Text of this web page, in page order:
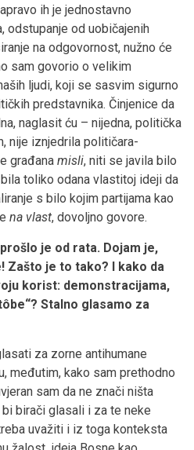
ih je jednostavno
odstupanje od uobičajenih
na odgovornost, nužno će
sam govorio o velikim
ljudi, koji se sasvim sigurno
predstavnika. Činjenice da
naglasit ću – nijedna, politička
nije iznjedrila političara-
građana misli, niti se javila bilo
toliko odana vlastitoj ideji da
s bilo kojim partijama kao
na vlast, dovoljno govore.
je od rata. Dojam je,
Zašto je to tako? I kako da
korist: demonstracijama,
Stalno glasamo za
za zorne antihumane
međutim, kako sam prethodno
sam da ne znači ništa
birači glasali i za te neke
uvažiti i iz toga konteksta